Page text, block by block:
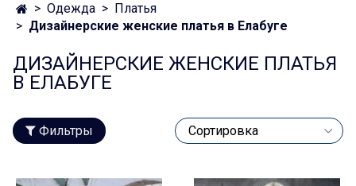
Одежда
Платья
Дизайнерские женские платья в Елабуге
ДИЗАЙНЕРСКИЕ ЖЕНСКИЕ ПЛАТЬЯ
В ЕЛАБУГЕ
Фильтры